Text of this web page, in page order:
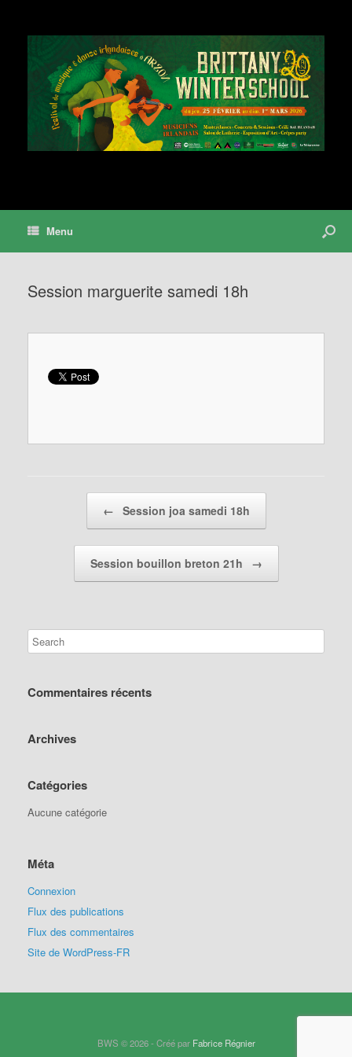
Menu
Session marguerite samedi 18h
← Session joa samedi 18h
Session bouillon breton 21h →
Commentaires récents
Archives
Catégories
Aucune catégorie
Méta
Connexion
Flux des publications
Flux des commentaires
Site de WordPress-FR
BWS © 2026 - Créé par Fabrice Régnier